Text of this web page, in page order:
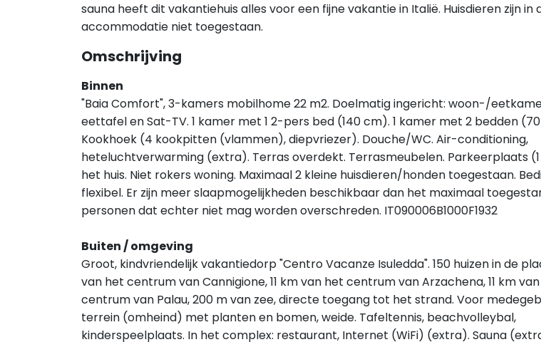
sauna heeft dit vakantiehuis alles voor een fijne vakantie in Italië. Huisdieren zijn in
accommodatie niet toegestaan.
Omschrijving
Binnen
"Baia Comfort", 3-kamers mobilhome 22 m2. Doelmatig ingericht: woon-/
eettafel en Sat-TV. 1 kamer met 1 2-pers bed (140 cm). 1 kamer met 2 bedden
Kookhoek (4 kookpitten (vlammen), diepvriezer). Douche/WC. Air-conditioning,
heteluchtverwarming (extra). Terras overdekt. Terrasmeubelen. Parkeerplaats
het huis. Niet rokers woning. Maximaal 2 kleine huisdieren/honden toegestaan.
flexibel. Er zijn meer slaapmogelijkheden beschikbaar dan het maximaal
personen dat echter niet mag worden overschreden. IT090006B1000F1932
Buiten / omgeving
Groot, kindvriendelijk vakantiedorp "Centro Vacanze Isuledda". 150 huizen in de
van het centrum van Cannigione, 11 km van het centrum van Arzachena, 11 km
centrum van Palau, 200 m van zee, directe toegang tot het strand. Voor
terrein (omheind) met planten en bomen, weide. Tafeltennis, beachvolleybal,
kinderspeelplaats. In het complex: restaurant, Internet (WiFi) (extra). Sauna